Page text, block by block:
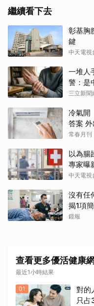
繼續看下去
彰基胸
鍵
中天電視
一堆人
警：是
三立新聞
冷氣開
答案
常春月刊
以為腸
專家曝
中天電視
沒有任
揭1項
鏡報
查看更多優活健康網
最近1小時結果
01
對的
只占